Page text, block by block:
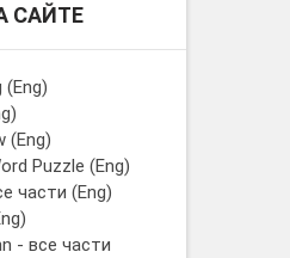
САЙТЕ
(Eng)
(Eng)
Puzzle (Eng)
части (Eng)
- все части